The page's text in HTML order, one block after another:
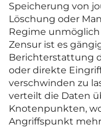
Speicherung von
Löschung oder
Regime
Zensur ist es
Berichterstattung
oder direkte
verschwinden zu
verteilt die Daten
Knotenpunkten,
Angriffspunkt